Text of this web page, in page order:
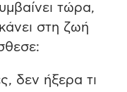
τώρα,
στη ζωή
δεν ήξερα τι